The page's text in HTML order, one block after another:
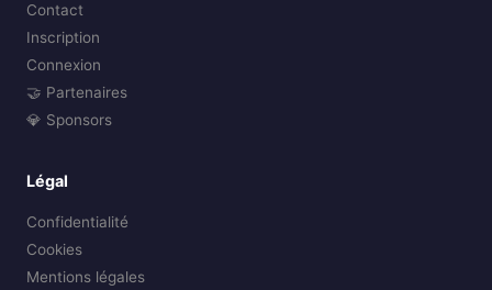
Contact
Inscription
Connexion
🤝 Partenaires
💎 Sponsors
Légal
Confidentialité
Cookies
Mentions légales